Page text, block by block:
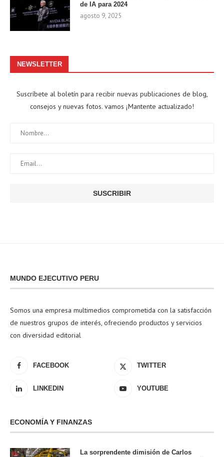
de IA para 2024
agosto 9, 2025
NEWSLETTER
Suscríbete al boletín para recibir nuevas publicaciones de blog,
consejos y nuevas fotos. vamos ¡Mantente actualizado!
MUNDO EJECUTIVO PERU
Somos una empresa multimedios comprometida con la satisfacción
de nuestros grupos de interés, ofreciendo productos y servicios
con diversidad editorial
FACEBOOK TWITTER
LINKEDIN YOUTUBE
ECONOMÍA Y FINANZAS
La sorprendente dimisión de Carlos